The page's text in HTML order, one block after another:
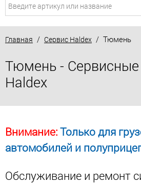
Главная / Сервис Haldex / Тюмень
Тюмень -
Haldex
Внимание:Только для
автомобилей и
Обслуживание и ремонт